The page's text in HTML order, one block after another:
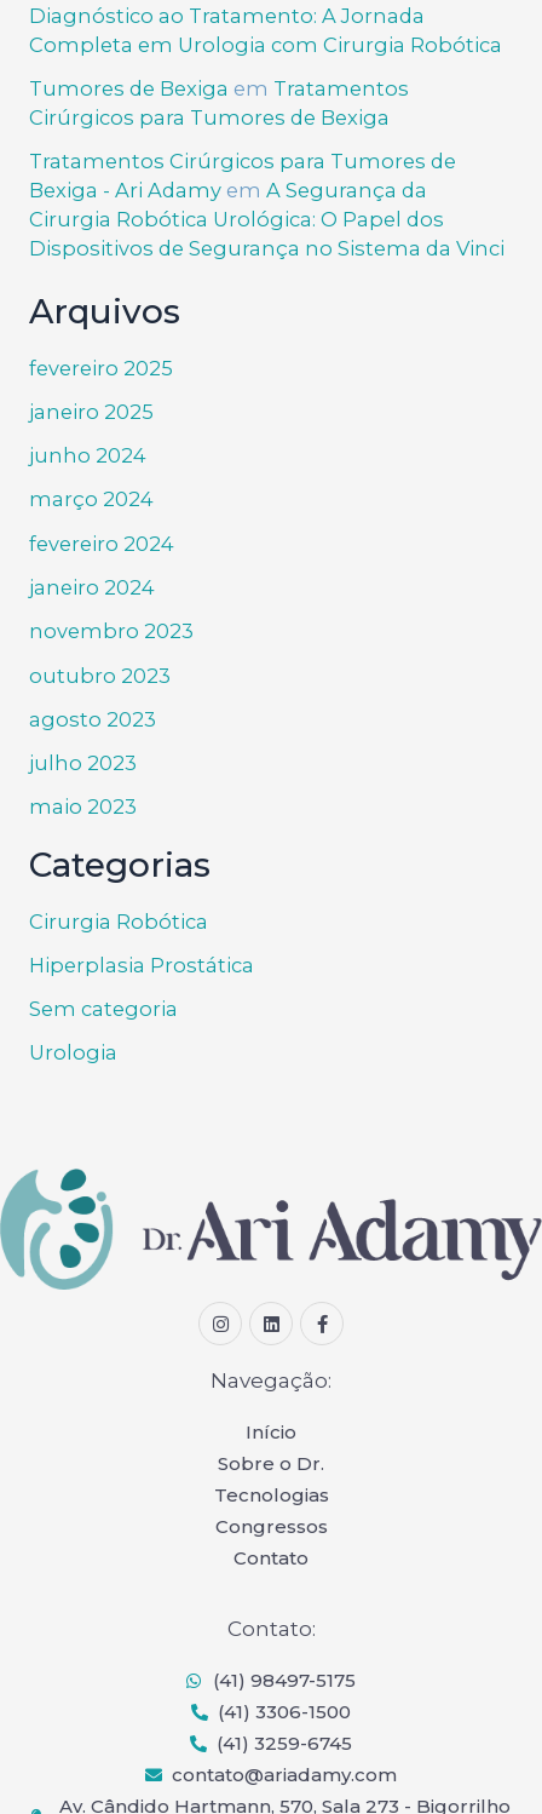
Diagnóstico ao Tratamento: A Jornada
Completa em Urologia com Cirurgia Robótica
Tumores de Bexiga em Tratamentos
Cirúrgicos para Tumores de Bexiga
Tratamentos Cirúrgicos para Tumores de
Bexiga - Ari Adamyem A Segurança da
Cirurgia Robótica Urológica: O Papel dos
Dispositivos de Segurança no Sistema da Vinci
Arquivos
fevereiro 2025
janeiro 2025
junho 2024
março 2024
fevereiro 2024
janeiro 2024
novembro 2023
outubro 2023
agosto 2023
julho 2023
maio 2023
Categorias
Cirurgia Robótica
Hiperplasia Prostática
Sem categoria
Urologia
I
n
t
a
m
L
i
k
e
i
F
a
e
b
-
Navegação:
Início
Sobre o Dr.
Tecnologias
Congressos
Contato
Contato:
(41) 98497-5175
(41) 3306-1500
(41) 3259-6745
contato@ariadamy.com
Av. Cândido Hartmann, 570, Sala 273 - Bigorrilho